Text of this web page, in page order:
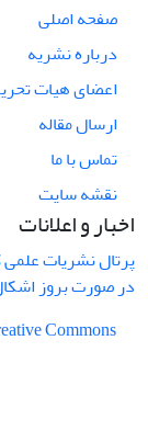
صفحه اصلی
درباره نشریه
اعضای هیات
ارسال مقاله
تماس با ما
نقشه سایت
اخبار و اعلانات
پرتال نشریات
در صورت بروز
Commons